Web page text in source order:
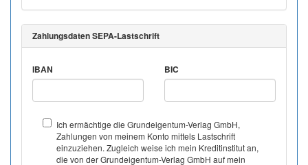
Zahlungsdaten SEPA-Lastschrift
IBAN BIC
Ich ermächtige die Grundeigentum-Verlag GmbH,
Zahlungen von meinem Konto mittels Lastschrift
einzuziehen. Zugleich weise ich mein Kreditinstitut an,
die von der Grundeigentum-Verlag GmbH auf mein